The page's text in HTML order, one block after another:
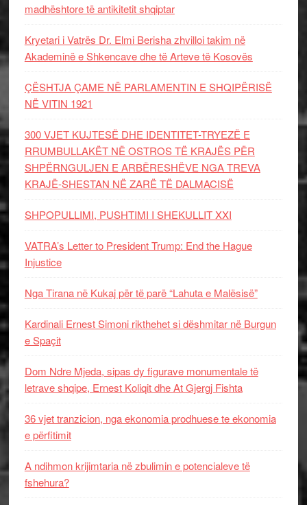
madhështore të antikitetit shqiptar
Kryetari i Vatrës Dr. Elmi Berisha zhvilloi takim në
Akademinë e Shkencave dhe të Arteve të Kosovës
ÇËSHTJA ÇAME NË PARLAMENTIN E SHQIPËRISË
NË VITIN 1921
300 VJET KUJTESË DHE IDENTITET-TRYEZË E
RRUMBULLAKËT NË OSTROS TË KRAJËS PËR
SHPËRNGULJEN E ARBËRESHËVE NGA TREVA
KRAJË-SHESTAN NË ZARË TË DALMACISË
SHPOPULLIMI, PUSHTIMI I SHEKULLIT XXI
VATRA’s Letter to President Trump: End the Hague
Injustice
Nga Tirana në Kukaj për të parë “Lahuta e Malësisë”
Kardinali Ernest Simoni rikthehet si dëshmitar në Burgun
e Spaçit
Dom Ndre Mjeda, sipas dy figurave monumentale të
letrave shqipe, Ernest Koliqit dhe At Gjergj Fishta
36 vjet tranzicion, nga ekonomia prodhuese te ekonomia
e përfitimit
A ndihmon krijimtaria në zbulimin e potencialeve të
fshehura?